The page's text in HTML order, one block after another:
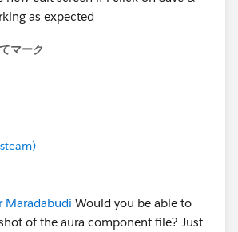
as expected
マーク
Maradabudi Would you be able to
of the aura component file? Just